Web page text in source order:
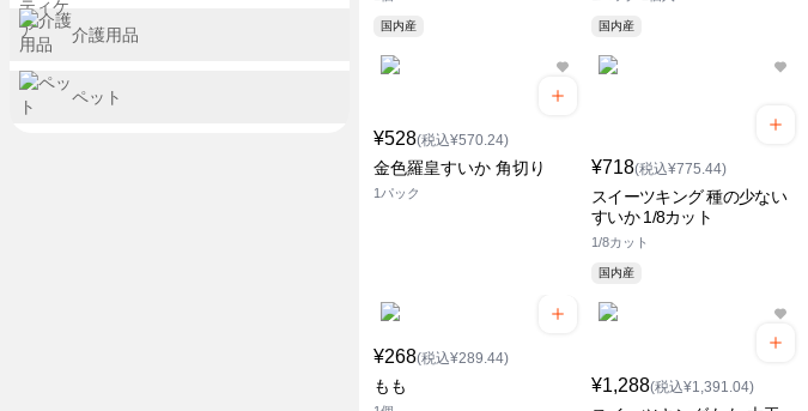
国内産 国内産
¥528(税込¥570.24)
金色羅皇すいか 角切り
1パック
¥718(税込¥775.44)
スイーツキング 種の少ない
すいか 1/8カット
1/8カット
国内産
¥268(税込¥289.44)
もも ¥1,288(税込¥1,391.04)
介護用品
ペット